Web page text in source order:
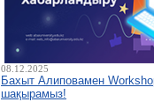
08.12.2025
Бахыт Алиповамен
шақырамыз!